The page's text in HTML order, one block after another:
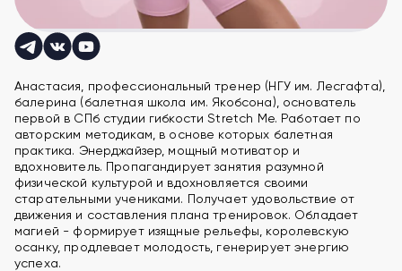
Анастасия, профессиональный тренер (НГУ им. Лесгафта),
балерина (балетная школа им. Якобсона), основатель
первой в СПб студии гибкости Stretch Me. Работает по
авторским методикам, в основе которых балетная
практика. Энерджайзер, мощный мотиватор и
вдохновитель. Пропагандирует занятия разумной
физической культурой и вдохновляется своими
старательными учениками. Получает удовольствие от
движения и составления плана тренировок. Обладает
магией - формирует изящные рельефы, королевскую
осанку, продлевает молодость, генерирует энергию
успеха.